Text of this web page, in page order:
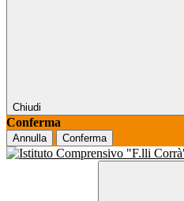
Chiudi
Conferma
Annulla Conferma